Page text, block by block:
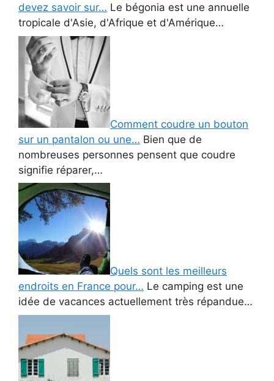
devez savoir sur… Le bégonia est une annuelle
tropicale d'Asie, d'Afrique et d'Amérique…
Comment coudre un bouton
sur un pantalon ou une… Bien que de
nombreuses personnes pensent que coudre
signifie réparer,…
Quels sont les meilleurs
endroits en France pour… Le camping est une
idée de vacances actuellement très répandue…